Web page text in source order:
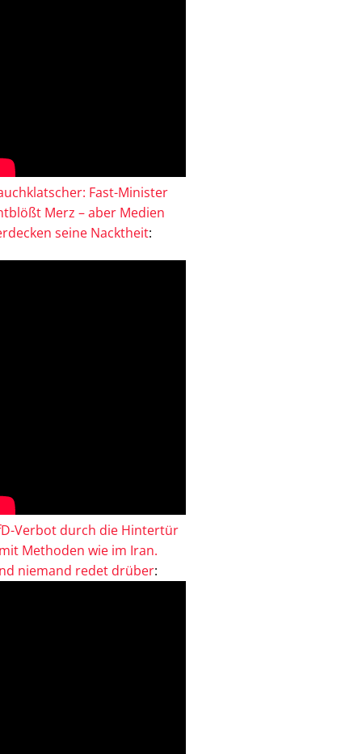
Fast-Minister
Merz – aber Medien
seine Nacktheit:
Verbot durch die Hintertür
Methoden wie im Iran.
niemand redet drüber: